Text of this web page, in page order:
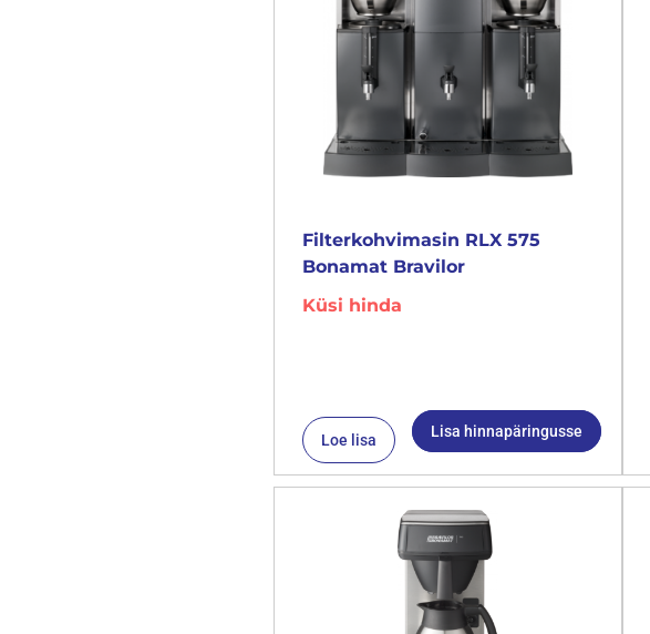
Filterkohvimasin RLX 575
Bonamat Bravilor
Küsi hinda
Loe lisa Lisa hinnapäringusse